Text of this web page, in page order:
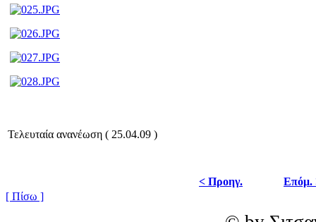
Τελευταία ανανέωση ( 25.04.09 )
< Προηγ.
Επόμ.
[ Πίσω ]